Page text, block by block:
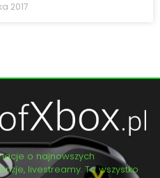
2017
o najnowszych
livestreamy. To wszystko